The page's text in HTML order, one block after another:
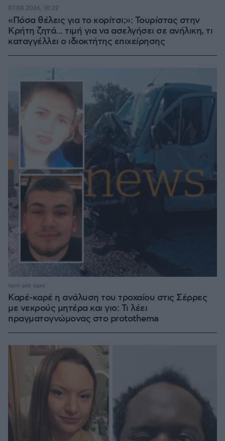
«Πόσα θέλεις για το κορίτσι;»: Τουρίστας στην
Κρήτη ζητά... τιμή για να ασελγήσει σε ανήλικη, τι
καταγγέλλει ο ιδιοκτήτης επιχείρησης
07.08.2026, 18:22
Καρέ-καρέ η ανάλυση του τροχαίου στις Σέρρες
με νεκρούς μητέρα και γιο: Τι λέει
πραγματογνώμονας στο protothema
πριν μία ώρα